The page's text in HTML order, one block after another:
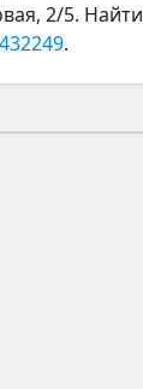
2/5. Найти
.